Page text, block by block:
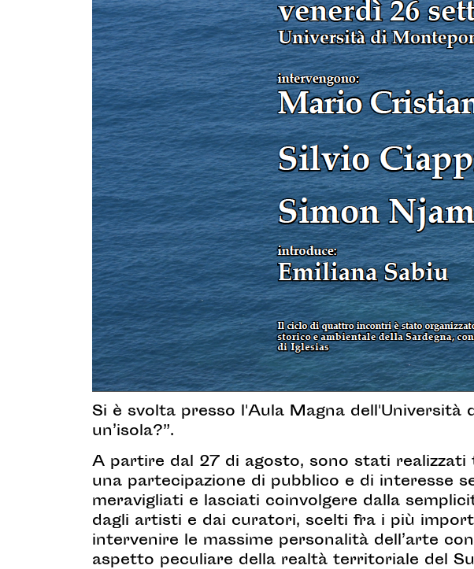
Si è svolta presso l'Aula Magna
un’isola?”.
A partire dal 27 di agosto, sono stati
una partecipazione di pubblico e di interesse
meravigliati e lasciati coinvolgere dalla
dagli artisti e dai curatori, scelti fra i più
intervenire le massime personalità dell’arte
aspetto peculiare della realtà territoriale del